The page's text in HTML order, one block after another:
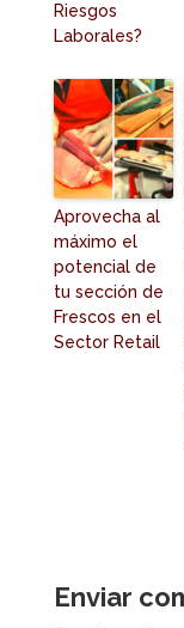
Riesgos
Laborales?
Aprovecha al
máximo el
potencial de
tu sección de
Frescos en el
Sector Retail
Enviar